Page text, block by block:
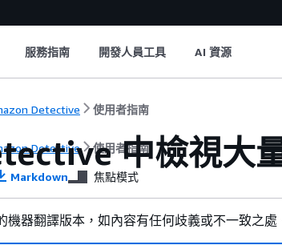
服務指南 開發人員工具 AI 資源
Detective 使用者指南
Detective 使用者指南
中檢視大
Markdown 焦點模式
機器翻譯版本，如內容有任何歧義或不一致之處